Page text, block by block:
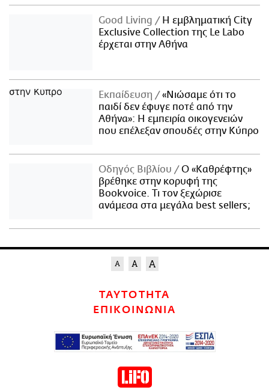
Good Living
Η εμβληματική City
Exclusive Collection της Le Labo
έρχεται στην Αθήνα
Εκπαίδευση
«Νιώσαμε ότι το
παιδί δεν έφυγε ποτέ από την
Αθήνα»: Η εμπειρία οικογενειών
που επέλεξαν σπουδές στην Κύπρο
Οδηγός Βιβλίου
Ο «Καθρέφτης»
βρέθηκε στην κορυφή της
Bookvoice. Τι τον ξεχώρισε
ανάμεσα στα μεγάλα best sellers;
ΤΑΥΤΟΤΗΤΑ
ΕΠΙΚΟΙΝΩΝΙΑ